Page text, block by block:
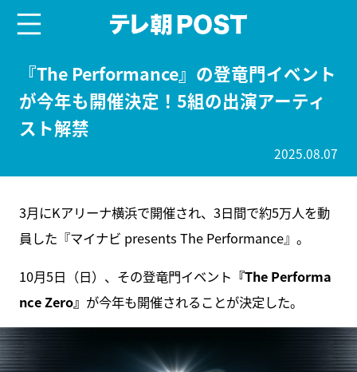
『The Performance』の登竜門イベント
が今年も開催決定！5組の出演アーティ
スト解禁
2025.08.07
3月にKアリーナ横浜で開催され、3日間で約5万人を動
員した『マイナビ presents The Performance』。
10月5日（日）、その登竜門イベント 『The Performa
nce Zero』 が今年も開催されることが決定した。